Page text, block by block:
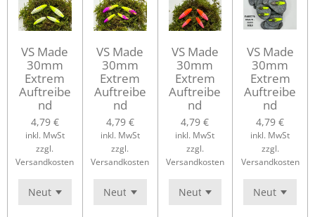
VS Made
30mm
Extrem
Auftreibe
nd
4,79 €
inkl. MwSt
zzgl.
Versandkosten
VS Made
30mm
Extrem
Auftreibe
nd
4,79 €
inkl. MwSt
zzgl.
Versandkosten
VS Made
30mm
Extrem
Auftreibe
nd
4,79 €
inkl. MwSt
zzgl.
Versandkosten
VS Made
30mm
Extrem
Auftreibe
nd
4,79 €
inkl. MwSt
zzgl.
Versandkosten